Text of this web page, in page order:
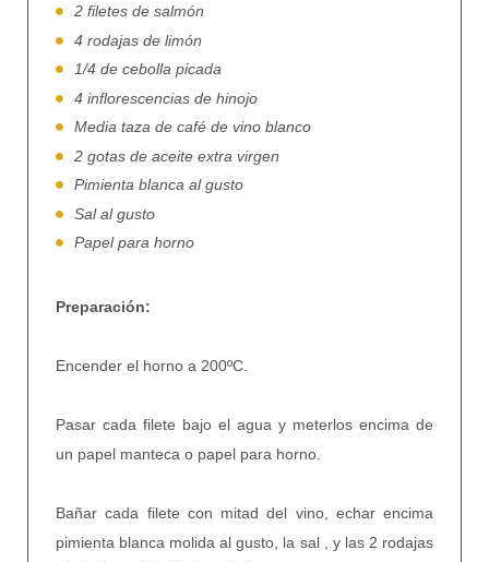
2 filetes de salmón
4 rodajas de limón
1/4 de cebolla picada
4 inflorescencias de hinojo
Media taza de café de vino blanco
2 gotas de aceite extra virgen
Pimienta blanca al gusto
Sal al gusto
Papel para horno
Preparación:
Encender el horno a 200ºC.
Pasar cada filete bajo el agua y meterlos encima de
un papel manteca o papel para horno.
Bañar cada filete con mitad del vino, echar encima
pimienta blanca molida al gusto, la sal , y las 2 rodajas